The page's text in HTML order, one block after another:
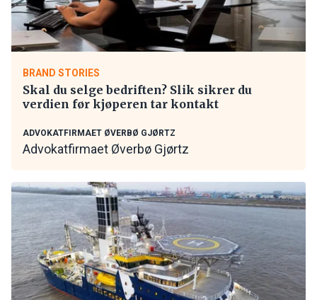
BRAND STORIES
Skal du selge bedriften? Slik sikrer du
verdien før kjøperen tar kontakt
ADVOKATFIRMAET ØVERBØ GJØRTZ
Advokatfirmaet Øverbø Gjørtz